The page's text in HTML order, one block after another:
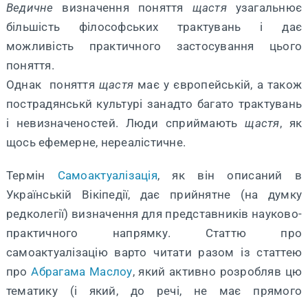
Ведичне визначення поняття щастяузагальнює
більшість філософських трактувань і дає
можливість практичного застосування цього
поняття.
Однак поняття щастя має у європейській, а також
пострадянськй культурі занадто багато трактувань
і невизначеностей. Люди сприймаютьщастя, як
щось ефемерне, нереалістичне.
Термін Самоактуалізація, як він описаний в
Українській Вікіпедії, дає прийнятне (на думку
редколегії) визначення для представників науково-
практичного напрямку. Статтю про
самоактуалізацію варто читати разом із статтею
проАбрагама Маслоу, який активно розробляв цю
тематику (і який, до речі, не має прямого